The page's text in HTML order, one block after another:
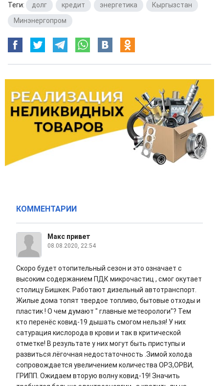
Теги: долг кредит энергетика Кыргызстан
Минэнергопром
КОММЕНТАРИИ
Макс привет
08.08.2020, 22:54
Скоро будет отопительный сезон и это означает с
высоким содержанием ПДК микрочастиц , смог окутает
столицу Бишкек. Работают дизельный автотранспорт.
Жилые дома топят твердое топливо, бытовые отходы и
пластик ! О чем думают " главные метеорологи"? Тем
кто перенёс ковид-19 дышать смогом нельзя! У них
сатурация кислорода в крови и так в критической
отметке! В результате у них могут быть приступы и
развиться лёгочная недостаточность .Зимой холода
сопровождается увеличением количества ОРЗ,ОРВИ,
ГРИПП. Ожидаем вторую волну ковид-19! Значить